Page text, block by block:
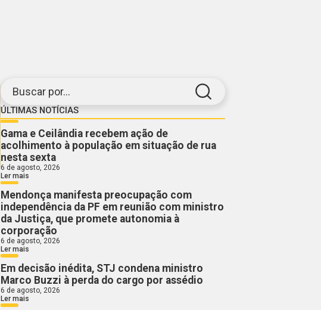
Buscar por...
ÚLTIMAS NOTÍCIAS
Gama e Ceilândia recebem ação de
acolhimento à população em situação de rua
nesta sexta
6 de agosto, 2026
Ler mais
Mendonça manifesta preocupação com
independência da PF em reunião com ministro
da Justiça, que promete autonomia à
corporação
6 de agosto, 2026
Ler mais
Em decisão inédita, STJ condena ministro
Marco Buzzi à perda do cargo por assédio
6 de agosto, 2026
Ler mais